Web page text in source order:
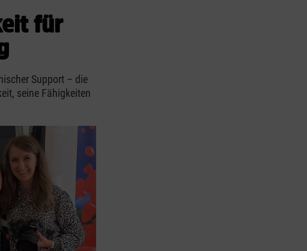
für
Support – die
seine Fähigkeiten